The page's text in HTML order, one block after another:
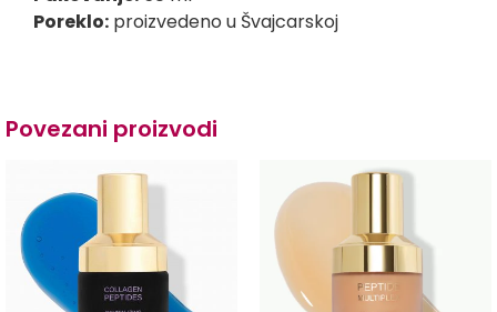
Poreklo: proizvedeno u Švajcarskoj
Povezani proizvodi